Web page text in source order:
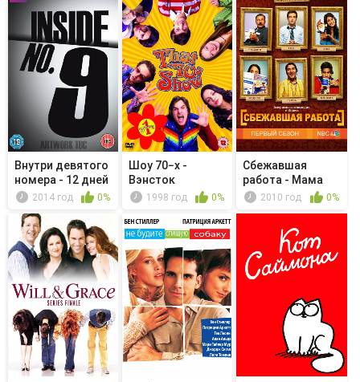
Внутри девятого
номера - 12 дней
Крис...2014 год 0%
Шоу 70−х -
Вэнсток
1998 год 0%
Сбежавшая
работа - Мама
Сутра2010 год 0%